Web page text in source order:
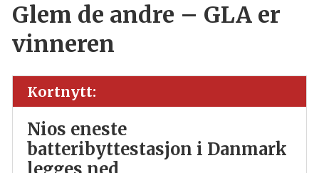
Glem de andre – GLA er
vinneren
Kortnytt:
Nios eneste
batteribyttestasjon i Danmark
legges ned